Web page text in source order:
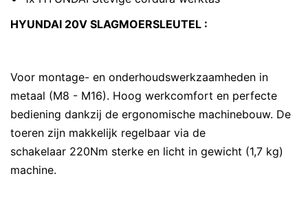
HYUNDAI 20V SLAGMOERSLEUTEL :
Voor montage- en onderhoudswerkzaamheden in
metaal (M8 - M16). Hoog werkcomfort en perfecte
bediening dankzij de ergonomische machinebouw. De
toeren zijn makkelijk regelbaar via de
schakelaar 220Nm sterke en licht in gewicht (1,7 kg)
machine.